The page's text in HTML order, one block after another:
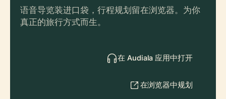
语音导览装进口袋，行程规划留在浏览器。为你
真正的旅行方式而生。
在 Audiala 应用中打开
在浏览器中规划